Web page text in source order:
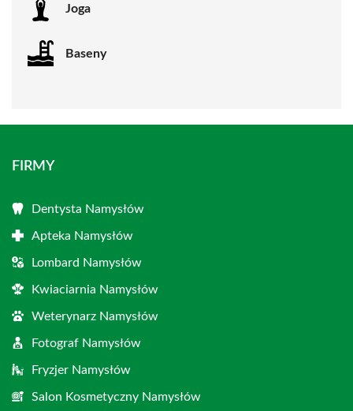
Joga
Baseny
FIRMY
Dentysta Namysłów
Apteka Namysłów
Lombard Namysłów
Kwiaciarnia Namysłów
Weterynarz Namysłów
Fotograf Namysłów
Fryzjer Namysłów
Salon Kosmetyczny Namysłów